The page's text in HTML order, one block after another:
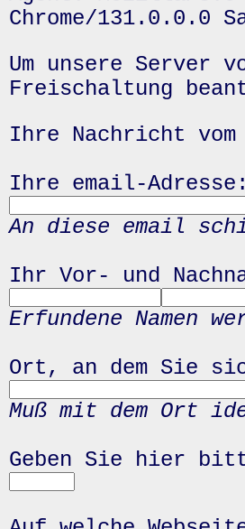
Chrome/131.0.0.0
Um unsere
Freischaltung
Ihre Nachricht vom
Ihre email-Adresse:
An diese email
Ihr Vor- und
Erfundene Namen
Ort, an dem Sie
Muß mit dem Ort
Geben Sie hier